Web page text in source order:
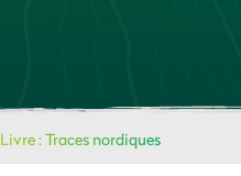
Livre : Traces nordiques